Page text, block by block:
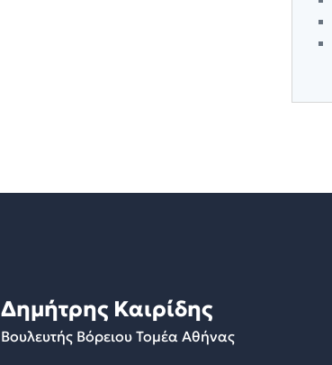
Δημήτρης Καιρίδης
Βουλευτής Βόρειου Τομέα Αθήνας